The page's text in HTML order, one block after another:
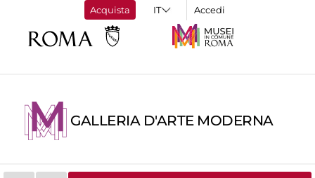
Acquista Accedi
GALLERIA D'ARTE MODERNA